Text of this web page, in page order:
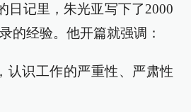
日记里，朱光亚写下了2000
的经验。他开篇就强调：
认识工作的严重性、严肃性